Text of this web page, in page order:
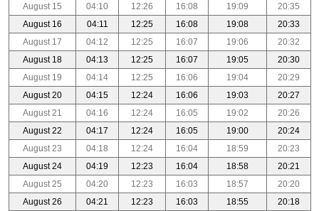
August 15
04:10 12:26 16:08 19:09
20:35
August 16
04:11 12:25 16:08 19:08
20:33
August 17
04:12 12:25 16:07 19:06
20:32
August 18
04:13 12:25 16:07 19:05
20:30
August 19
04:14 12:25 16:06 19:04
20:29
August 20
04:15 12:24 16:06 19:03
20:27
August 21
04:16 12:24 16:05 19:02
20:26
August 22
04:17 12:24 16:05 19:00
20:24
August 23
04:18 12:24 16:04 18:59
20:23
August 24
04:19 12:23 16:04 18:58
20:21
August 25
04:20 12:23 16:03 18:57
20:20
August 26
04:21 12:23 16:03 18:55
20:18